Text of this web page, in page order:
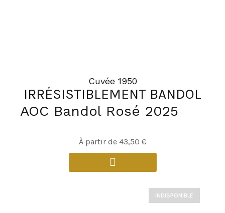
Cuvée 1950
IRRÉSISTIBLEMENT BANDOL
AOC Bandol Rosé 2025
À partir de 43,50 €
INDISPONIBLE